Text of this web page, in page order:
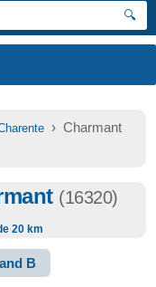
🔍
› Charmant
(16320)
20 km
B